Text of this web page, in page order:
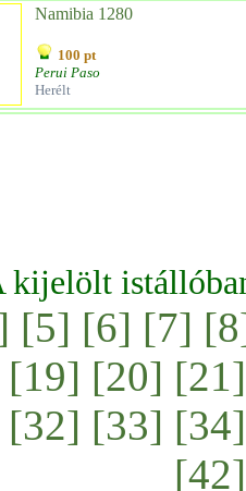
Namibia 1280
100 pt
Perui Paso
Herélt
kijelölt
[5] [6] [7]
[19] [20] [21]
[32] [33] [34]
[42]